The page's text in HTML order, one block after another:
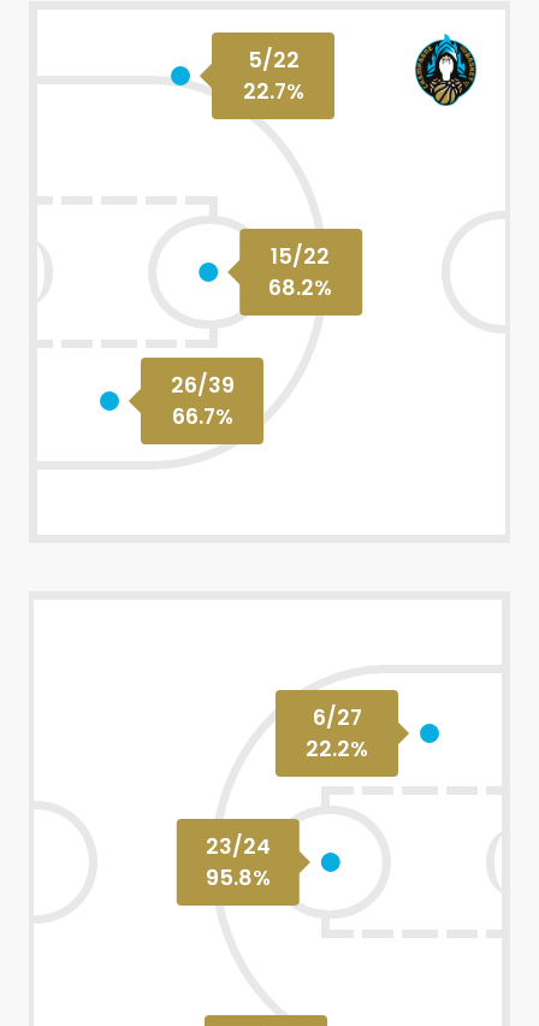
5/22
22.7%
26/39
66.7%
15/22
68.2%
6/27
22.2%
23/24
95.8%